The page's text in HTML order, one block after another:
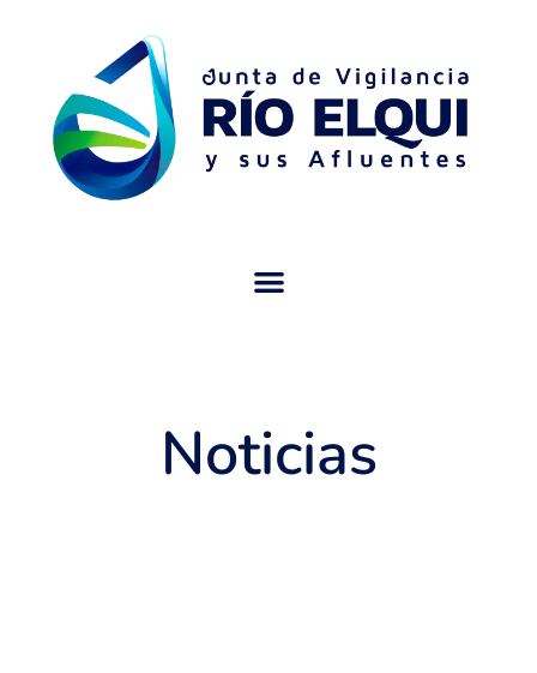
Noticias